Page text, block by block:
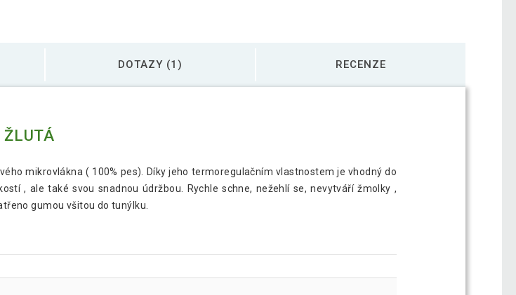
DOTAZY (1) RECENZE
ŽLUTÁ
mikrovlákna ( 100% pes). Díky jeho termoregulačním vlastnostem je vhodný do
, ale také svou snadnou údržbou. Rychle schne, nežehlí se, nevytváří žmolky ,
gumou všitou do tunýlku.